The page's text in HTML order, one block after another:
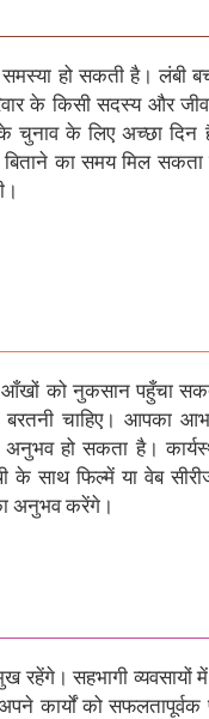
हो सकती है। लंबी
के किसी सदस्य और
चुनाव के लिए अच्छा
बिताने का समय मिल
आँखों को नुकसान पहुँचा
चाहिए। आपका
हो सकता है।
के साथ फिल्में या वेब
अनुभव करेंगे।
सहभागी व्यवसायों
कार्यों को